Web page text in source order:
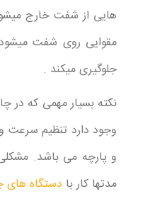
هایی از شفت خارج
مقوایی روی شفت
جلوگیری میکند .
نکته بسیار مهمی که در
وجود دارد تنظیم سرعت
و پارچه می باشد. مشکلی
مدتها کار با دستگاه های